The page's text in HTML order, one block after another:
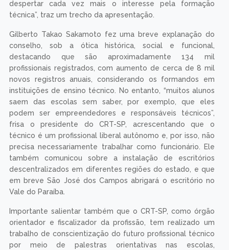
despertar cada vez mais o interesse pela formação
técnica”, traz um trecho da apresentação.
Gilberto Takao Sakamoto fez uma breve explanação do
conselho, sob a ótica histórica, social e funcional,
destacando que são aproximadamente 134 mil
profissionais registrados, com aumento de cerca de 8 mil
novos registros anuais, considerando os formandos em
instituições de ensino técnico. No entanto, “muitos alunos
saem das escolas sem saber, por exemplo, que eles
podem ser empreendedores e responsáveis técnicos”,
frisa o presidente do CRT-SP, acrescentando que o
técnico é um profissional liberal autônomo e, por isso, não
precisa necessariamente trabalhar como funcionário. Ele
também comunicou sobre a instalação de escritórios
descentralizados em diferentes regiões do estado, e que
em breve São José dos Campos abrigará o escritório no
Vale do Paraíba.
Importante salientar também que o CRT-SP, como órgão
orientador e fiscalizador da profissão, tem realizado um
trabalho de conscientização do futuro profissional técnico
por meio de palestras orientativas nas escolas,